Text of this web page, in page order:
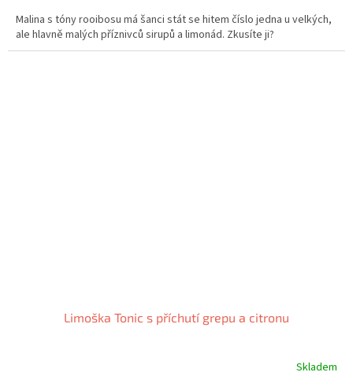
Malina s tóny rooibosu má šanci stát se hitem číslo jedna u velkých,
ale hlavně malých příznivců sirupů a limonád. Zkusíte ji?
Limoška Tonic s příchutí grepu a citronu
Skladem